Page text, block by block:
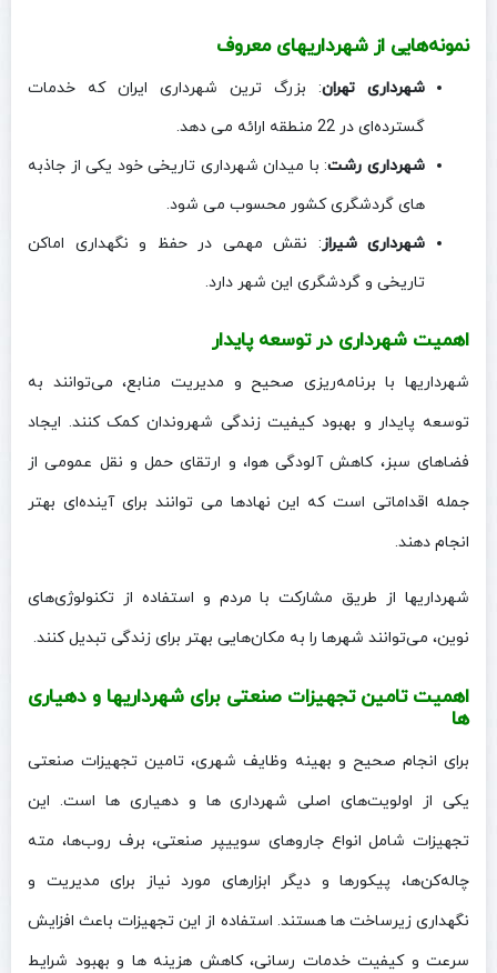
نمونه‌هایی از شهرداریهای معروف
شهرداری تهران: بزرگ‌ ترین شهرداری ایران که خدمات
گسترده‌ای در 22 منطقه ارائه می‌ دهد.
شهرداری رشت: با میدان شهرداری تاریخی خود یکی از جاذبه‌
های گردشگری کشور محسوب می‌ شود.
شهرداری شیراز: نقش مهمی در حفظ و نگهداری اماکن
تاریخی و گردشگری این شهر دارد.
اهمیت شهرداری در توسعه پایدار
شهرداریها با برنامه‌ریزی صحیح و مدیریت منابع، می‌توانند به
توسعه پایدار و بهبود کیفیت زندگی شهروندان کمک کنند. ایجاد
فضاهای سبز، کاهش آلودگی هوا، و ارتقای حمل‌ و نقل عمومی از
جمله اقداماتی است که این نهادها می‌ توانند برای آینده‌ای بهتر
انجام دهند.
شهرداریها از طریق مشارکت با مردم و استفاده از تکنولوژی‌های
نوین، می‌توانند شهرها را به مکان‌هایی بهتر برای زندگی تبدیل کنند.
اهمیت تامین تجهیزات صنعتی برای شهرداریها و دهیاری‌
ها
برای انجام صحیح و بهینه وظایف شهری، تامین تجهیزات صنعتی
یکی از اولویت‌های اصلی شهرداری‌ ها و دهیاری‌ ها است. این
تجهیزات شامل انواع جاروهای سوییپر صنعتی، برف روب‌ها، مته
چاله‌کن‌ها، پیکورها و دیگر ابزارهای مورد نیاز برای مدیریت و
نگهداری زیرساخت‌ ها هستند. استفاده از این تجهیزات باعث افزایش
سرعت و کیفیت خدمات رسانی، کاهش هزینه‌ ها و بهبود شرایط